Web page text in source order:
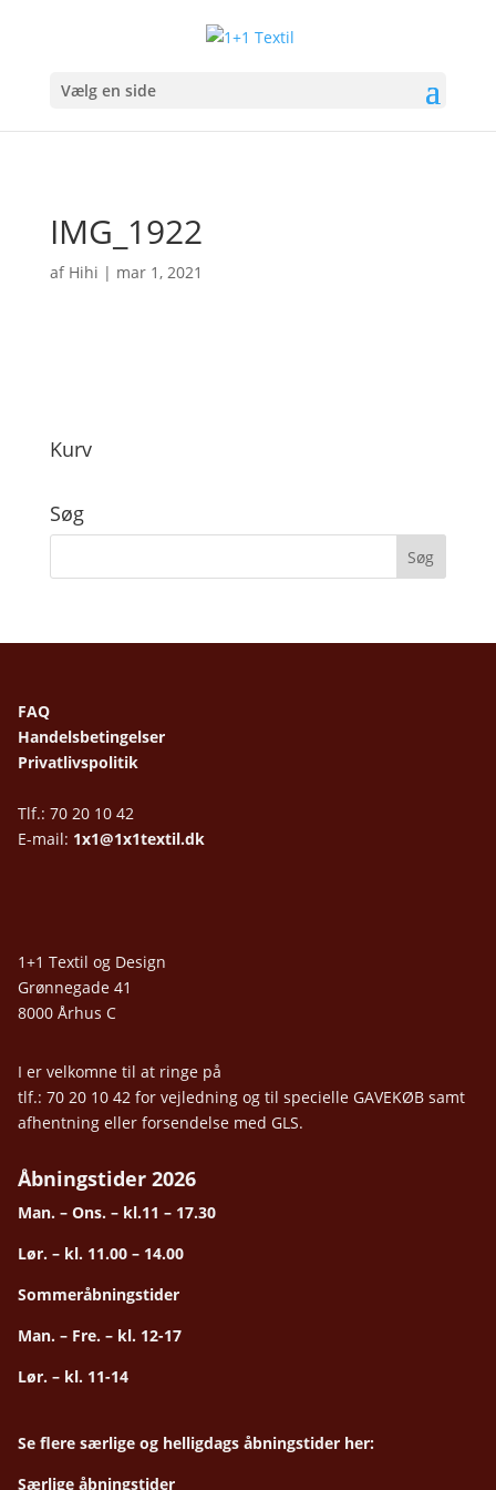
Vælg en side
IMG_1922
af Hihi | mar 1, 2021
Kurv
Søg
FAQ
Handelsbetingelser
Privatlivspolitik
Tlf.: 70 20 10 42
E-mail: 1x1@1x1textil.dk
1+1 Textil og Design
Grønnegade 41
8000 Århus C
I er velkomne til at ringe på
tlf.: 70 20 10 42 for vejledning og til specielle GAVEKØB samt
afhentning eller forsendelse med GLS.
Åbningstider 2026
Man. – Ons. – kl.11 – 17.30
Lør. – kl. 11.00 – 14.00
Sommeråbningstider
Man. – Fre. – kl. 12-17
Lør. – kl. 11-14
Se flere særlige og helligdags åbningstider her:
Særlige åbningstider